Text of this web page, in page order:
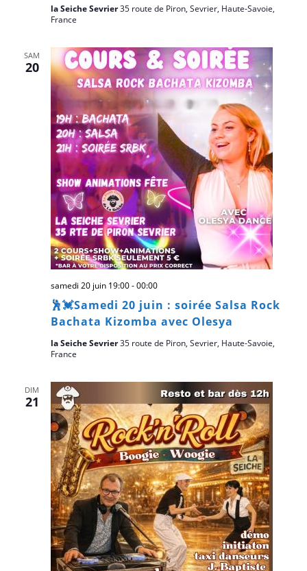
la Seiche Sevrier35 route de Piron, Sevrier, Haute-Savoie,
France
SAM
20
🕺💓Samedi 20 juin : soirée Salsa Rock
Bachata Kizomba avec Olesya
samedi 20 juin 19:00-00:00
la Seiche Sevrier35 route de Piron, Sevrier, Haute-Savoie,
France
DIM
21